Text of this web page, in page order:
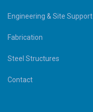
Engineering & Site Support
Fabrication
Steel Structures
Contact